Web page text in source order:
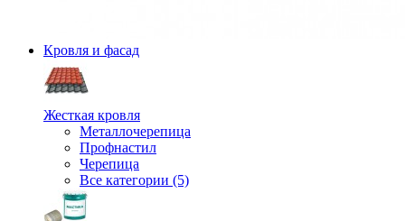
Кровля и фасад
Жесткая кровля
Металлочерепица
Профнастил
Черепица
Все категории (5)